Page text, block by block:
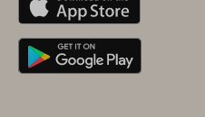
Deutschland